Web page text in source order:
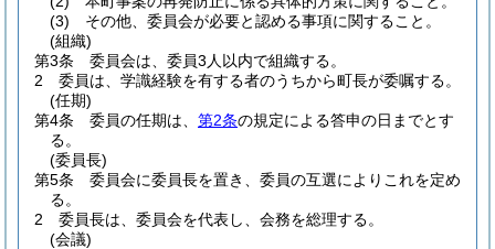
(3)
その他、委員会が必要と認める事項に関すること。
(組織)
第3条
委員会は、委員3人以内で組織する。
2
委員は、学識経験を有する者のうちから町長が委嘱する。
(任期)
第4条
委員の任期は、 第2条の規定による答申の日までとす
る。
(委員長)
第5条
委員会に委員長を置き、委員の互選によりこれを定め
る。
2
委員長は、委員会を代表し、会務を総理する。
(会議)